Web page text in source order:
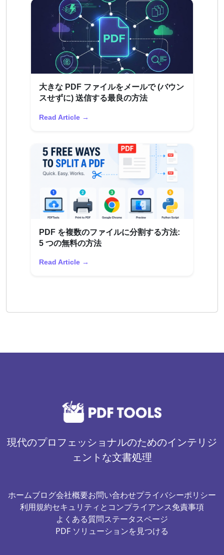
大きな PDF ファイルをメールで (バウン
スせずに) 送信する最良の方法
Read Article →
PDF を複数のファイルに分割する方法:
5 つの無料の方法
Read Article →
現代のプロフェッショナルのためのインテリジ
ェントな文書処理
ホームブログ会社概要お問い合わせプライバシーポリシー
利用規約セキュリティとコンプライアンス免責事項
よくある質問ステータスページ
PDF ソリューションを見つける